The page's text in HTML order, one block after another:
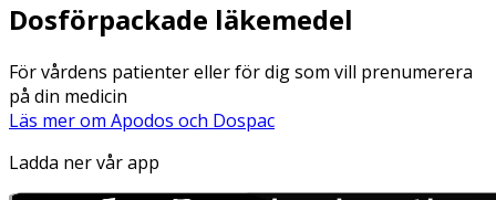
Dosförpackade läkemedel
För vårdens patienter eller för dig som vill prenumerera
på din medicin
Läs mer om Apodos och Dospac
Ladda ner vår app